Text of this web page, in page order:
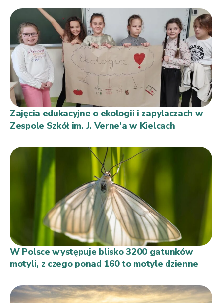
Zajęcia edukacyjne o ekologii i zapylaczach w
Zespole Szkół im. J. Verne’a w Kielcach
W Polsce występuje blisko 3200 gatunków
motyli, z czego ponad 160 to motyle dzienne